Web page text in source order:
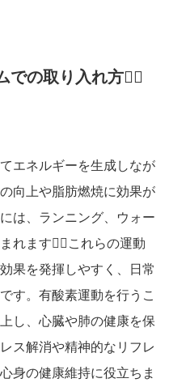
での取り入れ方🏃‍♂️
エネルギーを生成しなが
向上や脂肪燃焼に効果が
は、ランニング、ウォー
れます🚴‍♀️これらの運動
果を発揮しやすく、日常
す。有酸素運動を行うこ
し、心臓や肺の健康を保
ス解消や精神的なリフレ
身の健康維持に役立ちま